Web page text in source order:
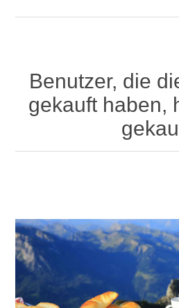
Benutzer, die
gekauft haben,